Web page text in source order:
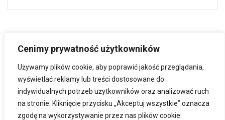
Cenimy prywatność użytkowników
Używamy plików cookie, aby poprawić jakość przeglądania,
wyświetlać reklamy lub treści dostosowane do
indywidualnych potrzeb użytkowników oraz analizować ruch
na stronie. Kliknięcie przycisku „Akceptuj wszystkie” oznacza
zgodę na wykorzystywanie przez nas plików cookie.